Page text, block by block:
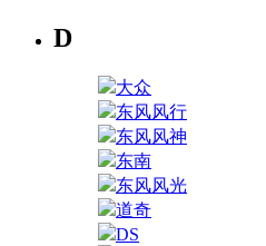
D
大众
东风风行
东风风神
东南
东风风光
道奇
DS